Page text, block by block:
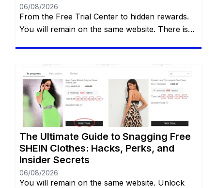
06/08/2026
From the Free Trial Center to hidden rewards.
You will remain on the same website. There is
endless stream of trendy styles, the vibrant
aesthetics, and the sheer variety of options can
be incredibly addictive. However, staring down
the final checkout total […]
The Ultimate Guide to Snagging Free
SHEIN Clothes: Hacks, Perks, and
Insider Secrets
06/08/2026
You will remain on the same website. Unlock